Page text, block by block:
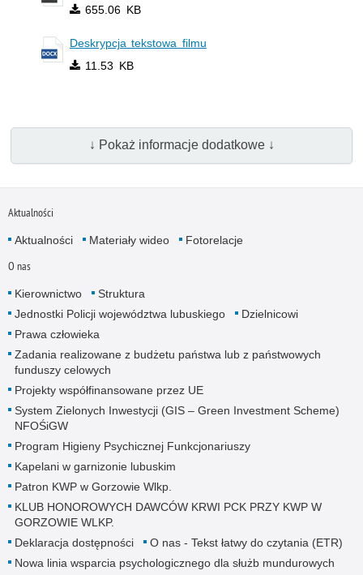
655.06 KB
Deskrypcja tekstowa filmu
11.53 KB
↓ Pokaż informacje dodatkowe ↓
Aktualności
Aktualności Materiały wideo Fotorelacje
O nas
Kierownictwo
Struktura
Jednostki Policji województwa lubuskiego
Dzielnicowi
Prawa człowieka
Zadania realizowane z budżetu państwa lub z państwowych
funduszy celowych
Projekty współfinansowane przez UE
System Zielonych Inwestycji (GIS – Green Investment Scheme)
NFOŚiGW
Program Higieny Psychicznej Funkcjonariuszy
Kapelani w garnizonie lubuskim
Patron KWP w Gorzowie Wlkp.
KLUB HONOROWYCH DAWCÓW KRWI PCK PRZY KWP W
GORZOWIE WLKP.
Deklaracja dostępności
O nas - Tekst łatwy do czytania (ETR)
Nowa linia wsparcia psychologicznego dla służb mundurowych